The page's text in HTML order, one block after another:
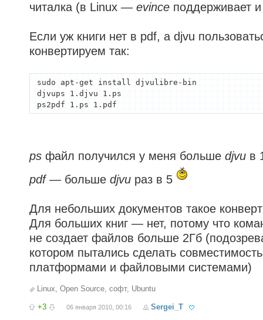
читалка (в Linux — evince поддерживает
Если уж книги нет в pdf, а djvu
конвертируем так:
sudo apt-get install djvulibre-bin
djvups 1.djvu 1.ps
ps2pdf 1.ps 1.pdf
ps файл получился у меня больше djvu в
pdf— больше djvu раз в 5
Для небольших документов такое
Для больших книг — нет, потому что
не создает файлов больше 2Гб
котором пытались сделать
платформами и файловыми системами)
Linux, Open Source, софт, Ubuntu
+3 06 января 2010, 00:16 Sergei_T